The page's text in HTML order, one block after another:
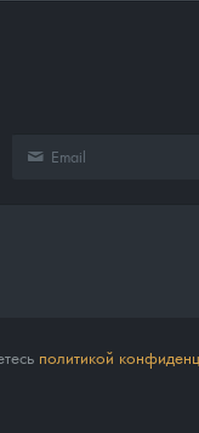
политикой